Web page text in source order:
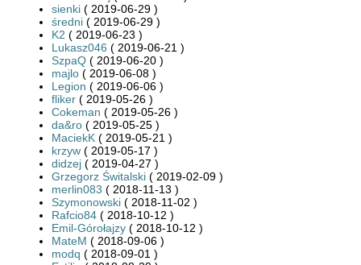
sienki ( 2019-06-29 )
średni ( 2019-06-29 )
K2 ( 2019-06-23 )
Lukasz046 ( 2019-06-21 )
SzpaQ ( 2019-06-20 )
majlo ( 2019-06-08 )
Legion ( 2019-06-06 )
fliker ( 2019-05-26 )
Cokeman ( 2019-05-26 )
da&ro ( 2019-05-25 )
MaciekK ( 2019-05-21 )
krzyw ( 2019-05-17 )
didzej ( 2019-04-27 )
Grzegorz Świtalski ( 2019-02-09 )
merlin083 ( 2018-11-13 )
Szymonowski ( 2018-11-02 )
Rafcio84 ( 2018-10-12 )
Emil-Górołajzy ( 2018-10-12 )
MateM ( 2018-09-06 )
modq ( 2018-09-01 )